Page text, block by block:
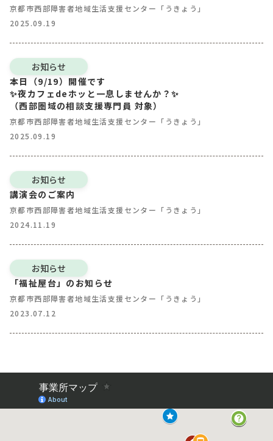
京都市西部障害者地域生活支援センター「うきょう」
2025.09.19
お知らせ
本日（9/19）開催です
✨夜カフェdeホッと一息しませんか？✨
（西部圏域の相談支援専門員 対象）
京都市西部障害者地域生活支援センター「うきょう」
2025.09.19
お知らせ
講演会のご案内
京都市西部障害者地域生活支援センター「うきょう」
2024.11.19
お知らせ
「福祉屋台」のお知らせ
京都市西部障害者地域生活支援センター「うきょう」
2023.07.12